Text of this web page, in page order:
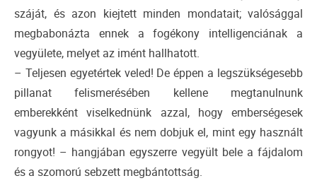
száját, és azon kiejtett minden mondatait; valósággal
megbabonázta ennek a fogékony intelligenciának a
vegyülete, melyet az imént hallhatott.
– Teljesen egyetértek veled! De éppen a legszükségesebb
pillanat felismerésében kellene megtanulnunk
emberekként viselkednünk azzal, hogy emberségesek
vagyunk a másikkal és nem dobjuk el, mint egy használt
rongyot! – hangjában egyszerre vegyült bele a fájdalom
és a szomorú sebzett megbántottság.